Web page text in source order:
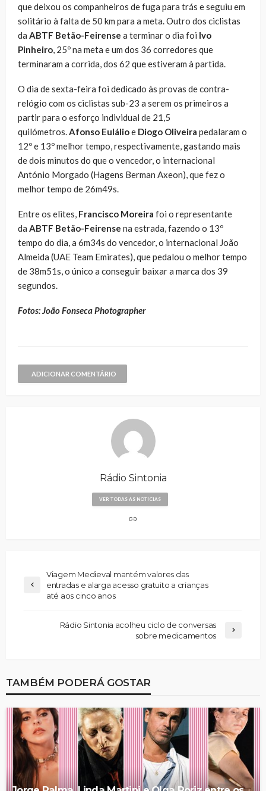
que deixou os companheiros de fuga para trás e seguiu em
solitário à falta de 50 km para a meta. Outro dos ciclistas
da ABTF Betão-Feirense a terminar o dia foi Ivo
Pinheiro, 25º na meta e um dos 36 corredores que
terminaram a corrida, dos 62 que estiveram à partida.
O dia de sexta-feira foi dedicado às provas de contra-
relógio com os ciclistas sub-23 a serem os primeiros a
partir para o esforço individual de 21,5
quilómetros.Afonso Eulálioe Diogo Oliveira pedalaram o
12º e 13º melhor tempo, respectivamente, gastando mais
de dois minutos do que o vencedor, o internacional
António Morgado (Hagens Berman Axeon), que fez o
melhor tempo de 26m49s.
Entre os elites, Francisco Moreira foi o representante
da ABTF Betão-Feirense na estrada, fazendo o 13º
tempo do dia, a 6m34s do vencedor, o internacional João
Almeida (UAE Team Emirates), que pedalou o melhor tempo
de 38m51s, o único a conseguir baixar a marca dos 39
segundos.
Fotos: João Fonseca Photographer
ADICIONAR COMENTÁRIO
Rádio Sintonia
VER TODAS AS NOTÍCIAS
Viagem Medieval mantém valores das
entradas e alarga acesso gratuito a crianças
até aos cinco anos
Rádio Sintonia acolheu ciclo de conversas
sobre medicamentos
TAMBÉM PODERÁ GOSTAR